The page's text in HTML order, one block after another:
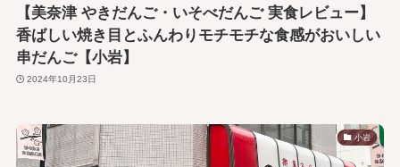
【美奈津 やきだんご・いそべだんご 実食レビュー】
香ばしい焼き目とふんわりモチモチな食感がおいしい
串だんご【小岩】
2024年10月23日
小岩